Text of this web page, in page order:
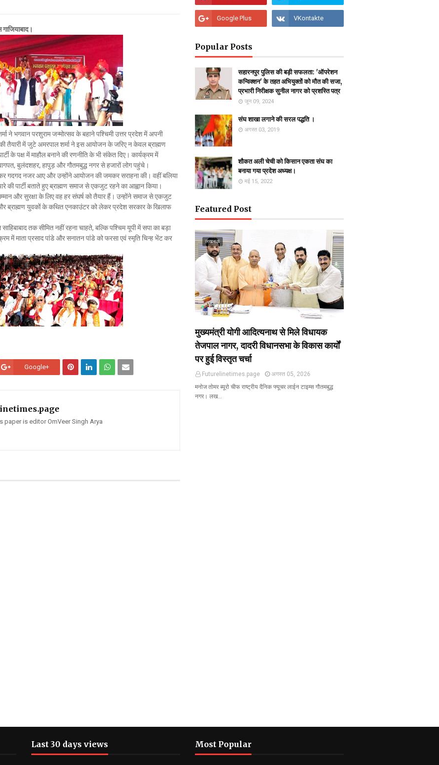
ने भगवान परशुराम जन्मोत्सव के बहाने पश्चिमी उत्तर प्रदेश में अपनी
तैयारी में जुटे अमरपाल शर्मा ने इस आयोजन के जरिए न केवल ब्राह्मण
के पक्ष में माहौल बनाने की रणनीति के भी संकेत दिए। कार्यक्रम में
बुलंदशहर, हापुड़ और गौतमबुद्ध नगर से हजारों लोग पहुंचे।
गदगद नजर आए और उन्होंने आयोजन की जमकर सराहना की। वहीं बलिया
की पार्टी बताते हुए ब्राह्मण समाज से एकजुट रहने का आह्वान किया।
और सुरक्षा के लिए वह हर संघर्ष को तैयार हैं। उन्होंने समाज से एकजुट
ब्राह्मण युवकों के कथित एनकाउंटर को लेकर प्रदेश सरकार के खिलाफ
तक सीमित नहीं रहना चाहते, बल्कि पश्चिम यूपी में सपा का बड़ा
में माता प्रसाद पांडे और सनातन पांडे को फरसा एवं स्मृति चिन्ह भेंट कर
Google+
paper is editor OmVeer Singh Arya
Popular Posts
सहारनपुर पुलिस की बड़ी सफलता: 'ऑपरेशन
कन्विक्शन' के तहत अभियुक्तों को मौत की सजा,
प्रभारी निरीक्षक सुनील नागर को प्रशस्ति पत्र
जून 09, 2024
संघ शाखा लगाने की सरल पद्धति ।
अगस्त 03, 2019
शौकत अली चेची को किसान एकता संघ का
बनाया गया प्रदेश अध्यक्ष।
मई 15, 2022
Featured Post
लखनऊ
मुख्यमंत्री योगी आदित्यनाथ से मिले विधायक
तेजपाल नागर, दादरी विधानसभा के विकास कार्यों
पर हुई विस्तृत चर्चा
Futurelinetimes.page
अगस्त 05, 2026
मनोज तोमर ब्यूरो चीफ राष्ट्रीय दैनिक फ्यूचर लाईन टाइम्स गौतमबुद्ध
नगर। लख…
Last 30 days views Most Popular